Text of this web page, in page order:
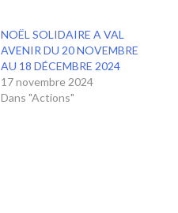
NOËL SOLIDAIRE A VAL
AVENIR DU 20 NOVEMBRE
AU 18 DÉCEMBRE 2024
17 novembre 2024
Dans "Actions"